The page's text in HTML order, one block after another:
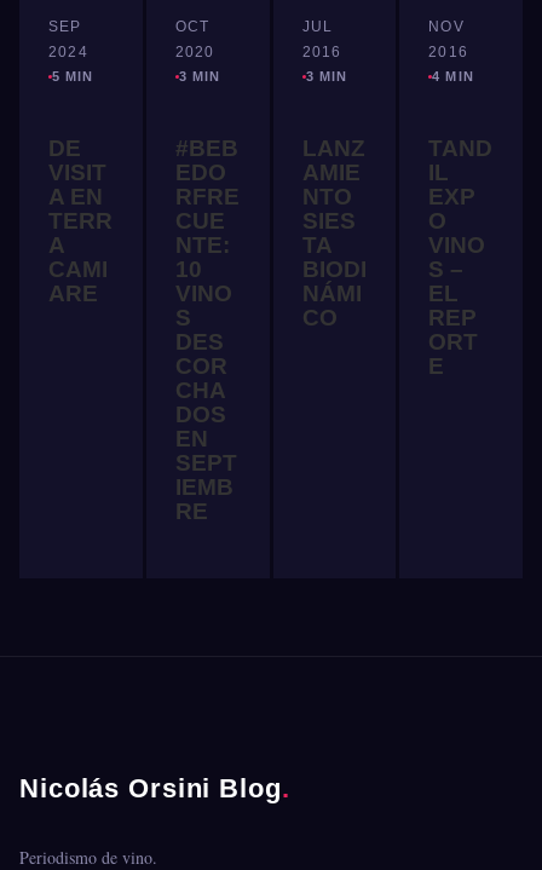
SEP
2024
5 MIN
DE
VISIT
A EN
TERR
A
CAMI
ARE
OCT
2020
3 MIN
#BEB
EDO
RFRE
CUE
NTE:
10
VINO
S
DES
COR
CHA
DOS
EN
SEPT
IEMB
RE
JUL
2016
3 MIN
LANZ
AMIE
NTO
SIES
TA
BIODI
NÁMI
CO
NOV
2016
4 MIN
TAND
IL
EXP
O
VINO
S –
EL
REP
ORT
E
Nicolás Orsini Blog.
Periodismo de vino.